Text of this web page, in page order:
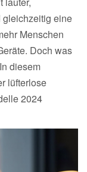
gleichzeitig eine
Menschen
Doch was
diesem
lüfterlose
2024